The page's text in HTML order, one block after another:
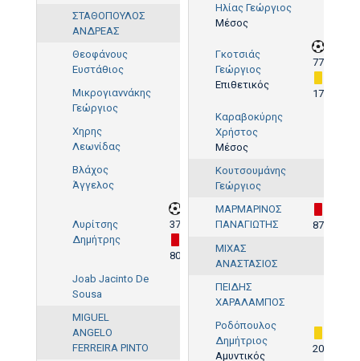
ΣΤΑΘΟΠΟΥΛΟΣ
ΑΝΔΡΕΑΣ
Θεοφάνους
Ευστάθιος
Μικρογιαννάκης
Γεώργιος
Χηρης
Λεωνίδας
Βλάχος
Άγγελος
Λυρίτσης
Δημήτρης
37'
80'
Joab Jacinto De
Sousa
MIGUEL
ANGELO
FERREIRA PINTO
Ηλίας Γεώργιος
Μέσος
Γκοτσιάς
Γεώργιος
Επιθετικός
77'
17'
Καραβοκύρης
Χρήστος
Μέσος
Κουτσουμάνης
Γεώργιος
ΜΑΡΜΑΡΙΝΟΣ
ΠΑΝΑΓΙΩΤΗΣ
87'
ΜΙΧΑΣ
ΑΝΑΣΤΑΣΙΟΣ
ΠΕΙΔΗΣ
ΧΑΡΑΛΑΜΠΟΣ
Ροδόπουλος
Δημήτριος
Αμυντικός
20'